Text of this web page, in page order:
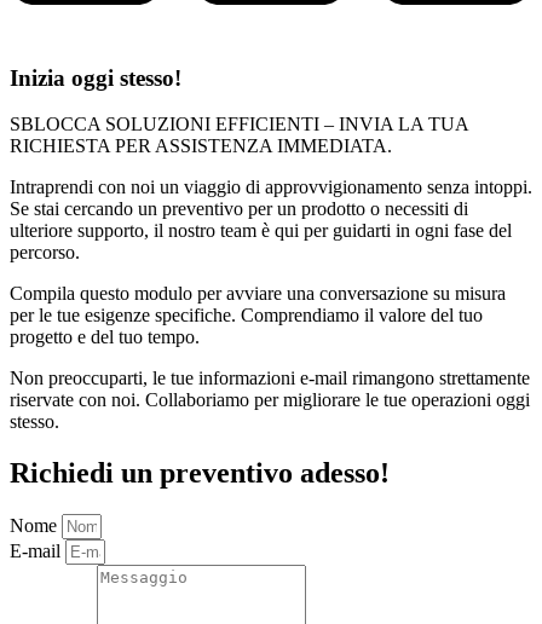
Inizia oggi stesso!
SBLOCCA SOLUZIONI EFFICIENTI – INVIA LA TUA
RICHIESTA PER ASSISTENZA IMMEDIATA.
Intraprendi con noi un viaggio di approvvigionamento senza intoppi.
Se stai cercando un preventivo per un prodotto o necessiti di
ulteriore supporto, il nostro team è qui per guidarti in ogni fase del
percorso.
Compila questo modulo per avviare una conversazione su misura
per le tue esigenze specifiche. Comprendiamo il valore del tuo
progetto e del tuo tempo.
Non preoccuparti, le tue informazioni e-mail rimangono strettamente
riservate con noi. Collaboriamo per migliorare le tue operazioni oggi
stesso.
Richiedi un preventivo adesso!
Nome
E-mail